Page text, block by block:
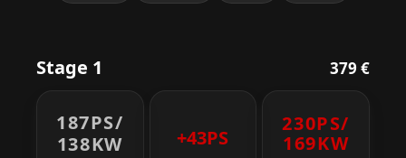
Stage 1 379 €
187PS/
138KW
+43PS
230PS/
169KW